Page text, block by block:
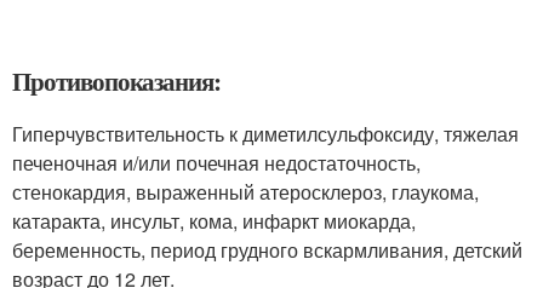
Противопоказания:
Гиперчувствительность к диметилсульфоксиду, тяжелая
печеночная и/или почечная недостаточность,
стенокардия, выраженный атеросклероз, глаукома,
катаракта, инсульт, кома, инфаркт миокарда,
беременность, период грудного вскармливания, детский
возраст до 12 лет.